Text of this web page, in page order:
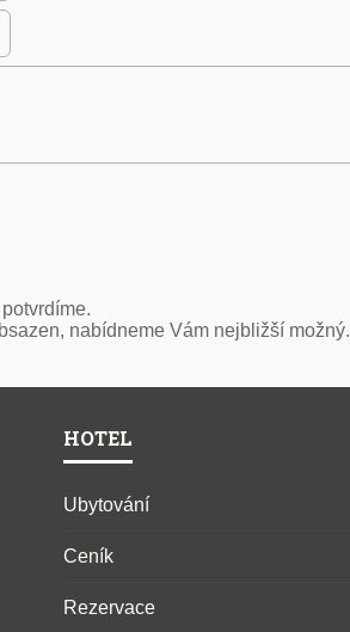
nabídneme Vám nejbližší možný.
HOTEL
Ubytování
Ceník
Rezervace